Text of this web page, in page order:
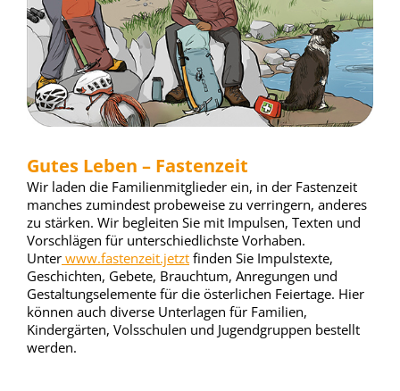
Gutes Leben – Fastenzeit
Wir laden die Familienmitglieder ein, in der Fastenzeit
manches zumindest probeweise zu verringern, anderes
zu stärken. Wir begleiten Sie mit Impulsen, Texten und
Vorschlägen für unterschiedlichste Vorhaben.
Unter www.fastenzeit.jetzt finden Sie Impulstexte,
Geschichten, Gebete, Brauchtum, Anregungen und
Gestaltungselemente für die österlichen Feiertage. Hier
können auch diverse Unterlagen für Familien,
Kindergärten, Volsschulen und Jugendgruppen bestellt
werden.